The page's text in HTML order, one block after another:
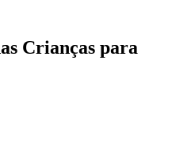
Crianças para